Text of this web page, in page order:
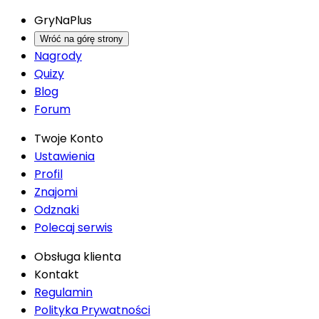
GryNaPlus
Wróć na górę strony
Nagrody
Quizy
Blog
Forum
Twoje Konto
Ustawienia
Profil
Znajomi
Odznaki
Polecaj serwis
Obsługa klienta
Kontakt
Regulamin
Polityka Prywatności